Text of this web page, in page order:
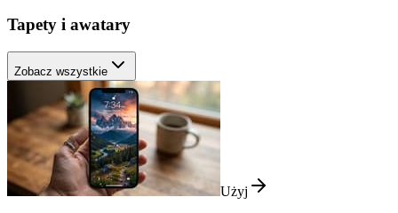
Tapety i awatary
Zobacz wszystkie
Użyj